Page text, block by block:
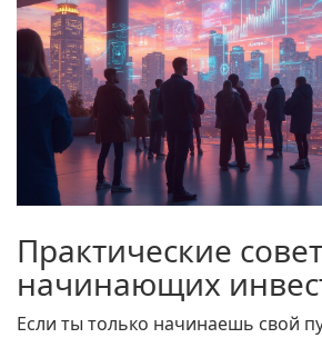
Практические
начинающих
Если ты только начинаешь свой